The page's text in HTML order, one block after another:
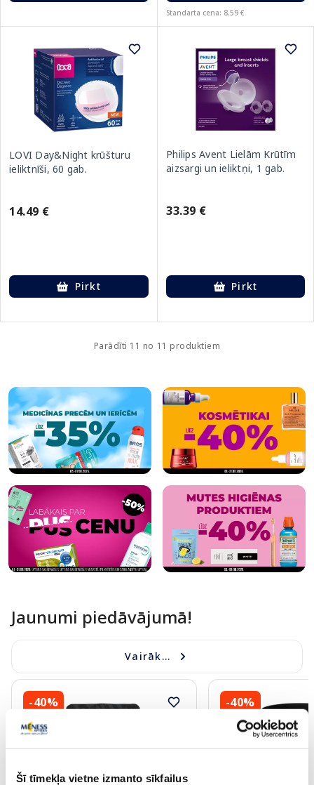
Šī tīmekļa vietne izmanto sīkfailus
Standarta cena: 8.59 €
LOVI Day&Night krūšturu
ieliktnīši, 60 gab.
14.49 €
Pirkt
Philips Avent Lielām Krūtīm
aizsargi un ieliktņi, 1 gab.
33.39 €
Pirkt
Parādīti 11 no 11 produktiem
Jaunumi piedāvājumā!
Vairāk...
-40% -40%